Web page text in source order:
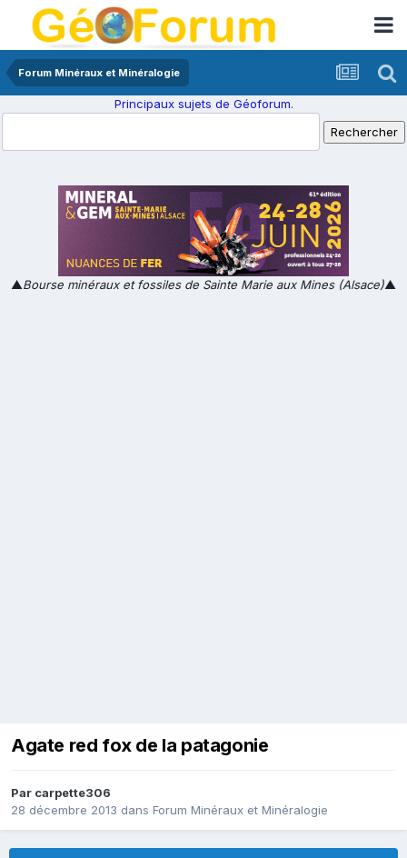
Forum Minéraux et Minéralogie
Principaux sujets de Géoforum.
▲Bourse minéraux et fossiles de Sainte Marie aux Mines (Alsace)▲
Agate red fox de la patagonie
Par carpette306
28 décembre 2013 dans Forum Minéraux et Minéralogie